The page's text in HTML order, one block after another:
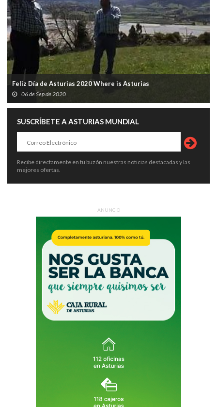
Feliz Día de Asturias 2020 Where is Asturias
06 de Sep de 2020
SUSCRÍBETE A ASTURIAS MUNDIAL
Recibe directamente en tu buzón nuestras noticias destacadas y las
mejores ofertas.
ANUNCIO